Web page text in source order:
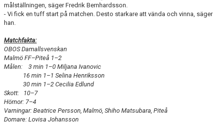
målställningen, säger Fredrik Bernhardsson.
- Vi fick en tuff start på matchen. Desto starkare att vända och vinna, säger
han.
Matchfakta:
OBOS Damallsvenskan
Malmö FF–Piteå 1–2
Målen:
3 min 1–0 Miljana Ivanovic
16 min 1–1 Selina Henriksson
30 min 1–2 Cecilia Edlund
Skott:
10–7
Hörnor: 7–4
Varningar: Beatrice Persson, Malmö, Shiho Matsubara, Piteå
Domare: Lovisa Johansson